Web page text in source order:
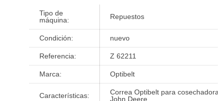
Tipo de
máquina:
Repuestos
Condición: nuevo
Referencia: Z 62211
Marca: Optibelt
Características:
Correa Optibelt para
John Deere